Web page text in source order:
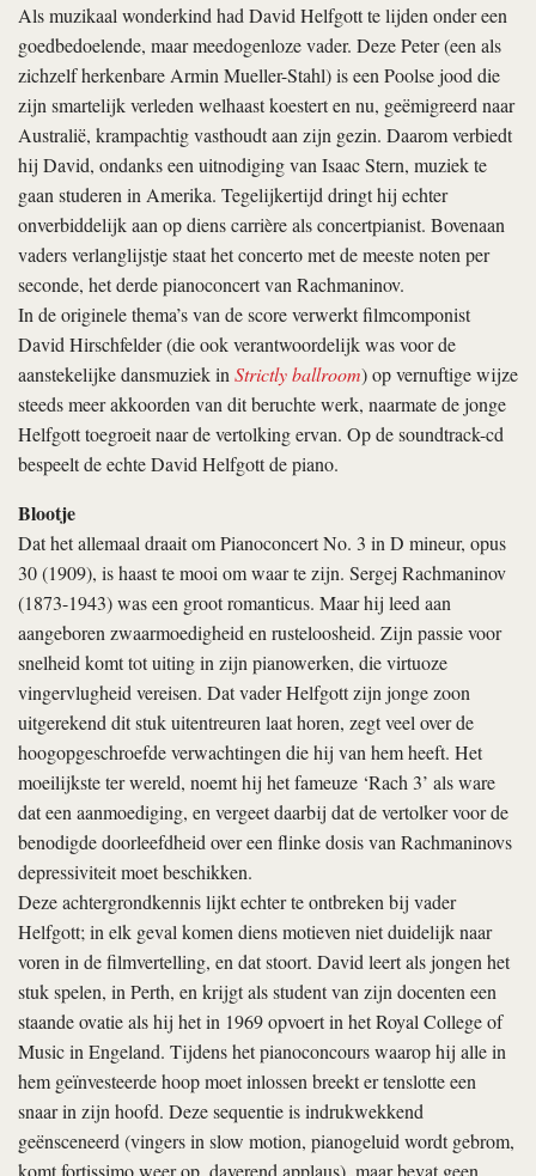
Als muzikaal wonderkind had David Helfgott te lijden onder een
goedbedoelende, maar meedogenloze vader. Deze Peter (een als
zichzelf herkenbare Armin Mueller-Stahl) is een Poolse jood die
zijn smartelijk verleden welhaast koestert en nu, geëmigreerd naar
Australië, krampachtig vasthoudt aan zijn gezin. Daarom verbiedt
hij David, ondanks een uitnodiging van Isaac Stern, muziek te
gaan studeren in Amerika. Tegelijkertijd dringt hij echter
onverbiddelijk aan op diens carrière als concertpianist. Bovenaan
vaders verlanglijstje staat het concerto met de meeste noten per
seconde, het derde pianoconcert van Rachmaninov.
In de originele thema’s van de score verwerkt filmcomponist
David Hirschfelder (die ook verantwoordelijk was voor de
aanstekelijke dansmuziek inStrictly ballroom) op vernuftige wijze
steeds meer akkoorden van dit beruchte werk, naarmate de jonge
Helfgott toegroeit naar de vertolking ervan. Op de soundtrack-cd
bespeelt de echte David Helfgott de piano.
Blootje
Dat het allemaal draait om Pianoconcert No. 3 in D mineur, opus
30 (1909), is haast te mooi om waar te zijn. Sergej Rachmaninov
(1873-1943) was een groot romanticus. Maar hij leed aan
aangeboren zwaarmoedigheid en rusteloosheid. Zijn passie voor
snelheid komt tot uiting in zijn pianowerken, die virtuoze
vingervlugheid vereisen. Dat vader Helfgott zijn jonge zoon
uitgerekend dit stuk uitentreuren laat horen, zegt veel over de
hoogopgeschroefde verwachtingen die hij van hem heeft. Het
moeilijkste ter wereld, noemt hij het fameuze ‘Rach 3’ als ware
dat een aanmoediging, en vergeet daarbij dat de vertolker voor de
benodigde doorleefdheid over een flinke dosis van Rachmaninovs
depressiviteit moet beschikken.
Deze achtergrondkennis lijkt echter te ontbreken bij vader
Helfgott; in elk geval komen diens motieven niet duidelijk naar
voren in de filmvertelling, en dat stoort. David leert als jongen het
stuk spelen, in Perth, en krijgt als student van zijn docenten een
staande ovatie als hij het in 1969 opvoert in het Royal College of
Music in Engeland. Tijdens het pianoconcours waarop hij alle in
hem geïnvesteerde hoop moet inlossen breekt er tenslotte een
snaar in zijn hoofd. Deze sequentie is indrukwekkend
geënsceneerd (vingers in slow motion, pianogeluid wordt gebrom,